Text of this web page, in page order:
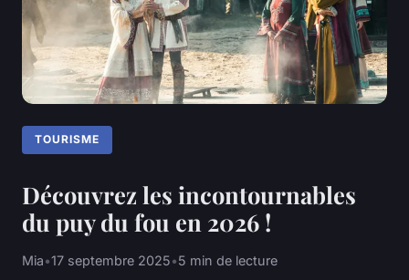
TOURISME
Découvrez les incontournables
du puy du fou en 2026 !
Mia•17 septembre 2025•5 min de lecture